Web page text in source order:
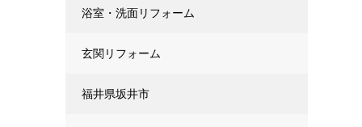
浴室・洗面リフォーム
玄関リフォーム
福井県坂井市